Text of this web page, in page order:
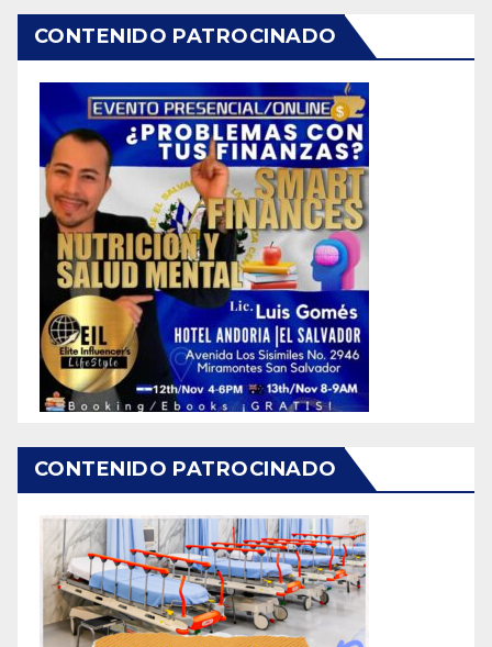
CONTENIDO PATROCINADO
CONTENIDO PATROCINADO